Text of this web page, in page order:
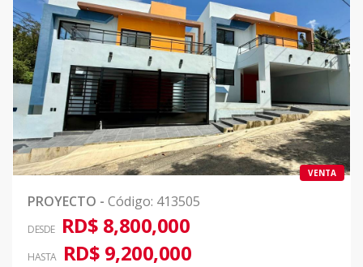
VENTA
PROYECTO - Código: 413505
DESDE RD$ 8,800,000
HASTA RD$ 9,200,000